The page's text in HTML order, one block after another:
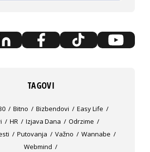
TAGOVI
Bitno Bizbendovi
Easy Life
HR Izjava Dana
Odrzime
Putovanja Važno
Wannabe
Webmind